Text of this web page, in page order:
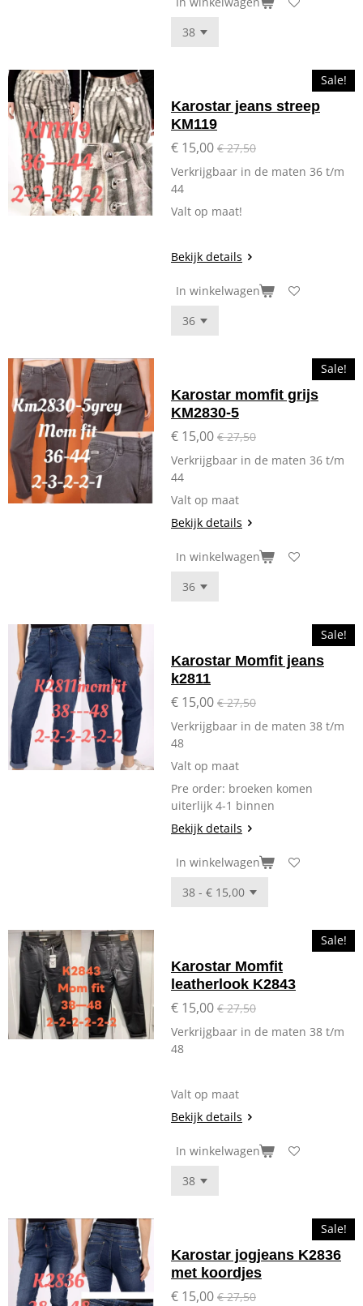
Sale!
Karostar jeans streep
KM119
€ 15,00 € 27,50
Verkrijgbaar in de maten 36 t/m
44
Valt op maat!
Bekijk details
In winkelwagen
Sale!
Karostar momfit grijs
KM2830-5
€ 15,00 € 27,50
Verkrijgbaar in de maten 36 t/m
44
Valt op maat
Bekijk details
In winkelwagen
Sale!
Karostar Momfit jeans
k2811
€ 15,00 € 27,50
Verkrijgbaar in de maten 38 t/m
48
Valt op maat
Pre order: broeken komen
uiterlijk 4-1 binnen
Bekijk details
In winkelwagen
Sale!
Karostar Momfit
leatherlook K2843
€ 15,00 € 27,50
Verkrijgbaar in de maten 38 t/m
48
Valt op maat
Bekijk details
In winkelwagen
Sale!
Karostar jogjeans K2836
met koordjes
€ 15,00 € 27,50